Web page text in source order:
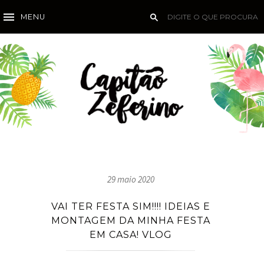
MENU
29 maio 2020
VAI TER FESTA SIM!!!! IDEIAS E
MONTAGEM DA MINHA FESTA
EM CASA! VLOG